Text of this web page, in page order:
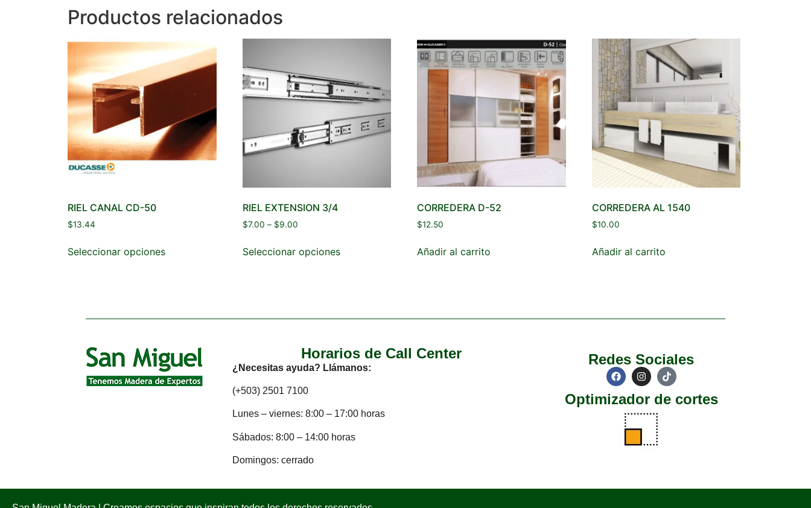
Productos relacionados
RIEL CANAL CD-50
$13.44
Seleccionar opciones
RIEL EXTENSION 3/4
$7.00 – $9.00
Seleccionar opciones
CORREDERA D-52
$12.50
Añadir al carrito
CORREDERA AL 1540
$10.00
Añadir al carrito
Horarios de Call Center
¿Necesitas ayuda? Llámanos:
(+503) 2501 7100
Lunes – viernes: 8:00 – 17:00 horas
Sábados: 8:00 – 14:00 horas
Domingos: cerrado
Redes Sociales
Optimizador de cortes